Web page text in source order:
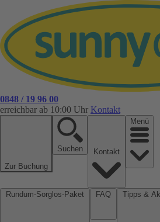
0848 / 19 96 00
erreichbar ab 10:00 Uhr Kontakt
Zur Buchung
Suchen
Menü